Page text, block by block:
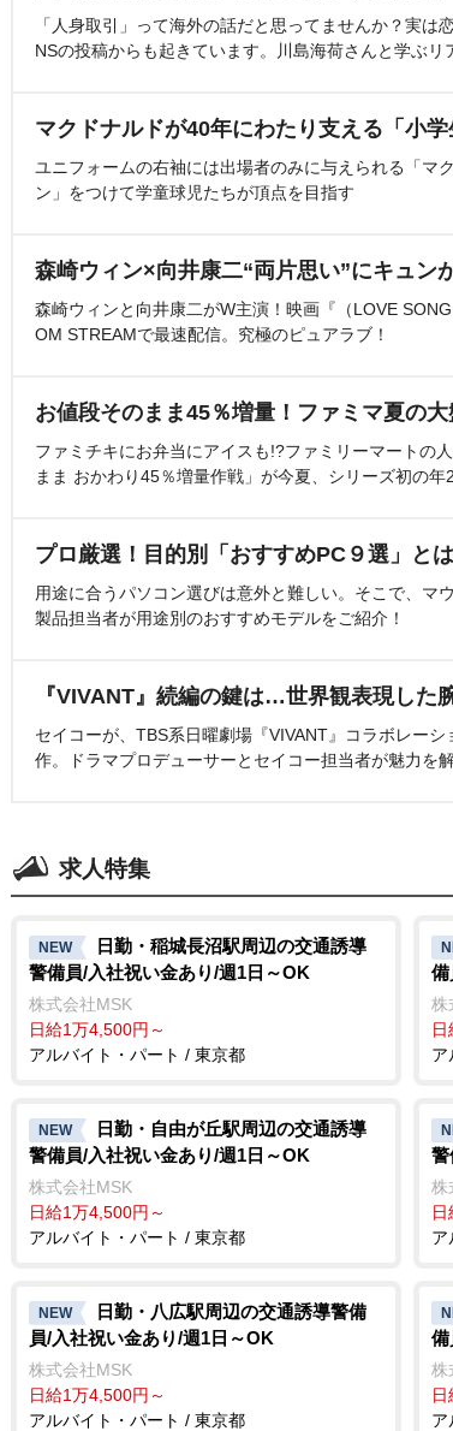
「人身取引」って海外の話だと思ってませんか？実は
NSの投稿からも起きています。川島海荷さんと学ぶリ
マクドナルドが40年にわたり支える「小学
ユニフォームの右袖には出場者のみに与えられる「マ
ン」をつけて学童球児たちが頂点を目指す
森崎ウィン×向井康二“両片思い”にキュン
森崎ウィンと向井康二がW主演！映画『（LOVE
OM STREAMで最速配信。究極のピュアラブ！
お値段そのまま45％増量！ファミマ夏の
ファミチキにお弁当にアイスも!?ファミリーマートの
まま おかわり45％増量作戦」が今夏、シリーズ初の年
プロ厳選！目的別「おすすめPC９選」と
用途に合うパソコン選びは意外と難しい。そこで、マ
製品担当者が用途別のおすすめモデルをご紹介！
『VIVANT』続編の鍵は…世界観表現した
セイコーが、TBS系日曜劇場『VIVANT』コラボレーシ
作。ドラマプロデューサーとセイコー担当者が魅力を解
求人特集
NEW
日勤・稲城長沼駅周辺の交通誘導
警備員/入社祝い金あり/週1日～OK
株式会社MSK
日給1万4,500円～
アルバイト・パート / 東京都
備
株
ア
NEW
日勤・自由が丘駅周辺の交通誘導
警備員/入社祝い金あり/週1日～OK
株式会社MSK
日給1万4,500円～
アルバイト・パート / 東京都
警
株
ア
NEW
日勤・八広駅周辺の交通誘導警備
員/入社祝い金あり/週1日～OK
株式会社MSK
日給1万4,500円～
アルバイト・パート / 東京都
備
株
ア